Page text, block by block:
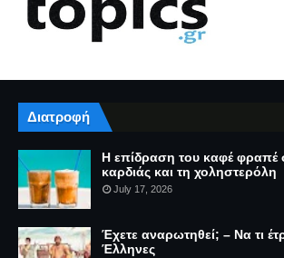
Διατροφή
Η επίδραση του καφέ φραπέ
καρδιάς και τη χοληστερόλη
July 17, 2026
Έχετε αναρωτηθεί; – Να τι
Έλληνες